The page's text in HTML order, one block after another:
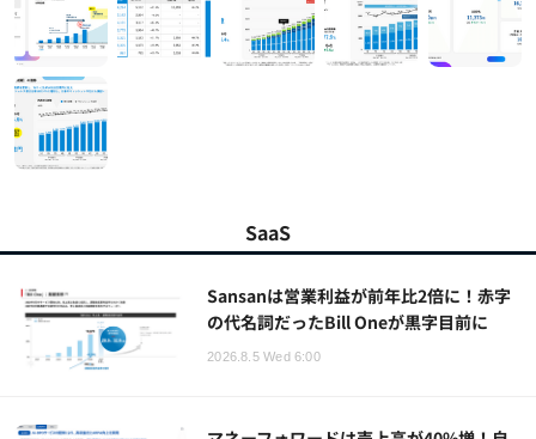
SaaS
Sansanは営業利益が前年比2倍に！赤字
の代名詞だったBill Oneが黒字目前に
2026.8.5 Wed 6:00